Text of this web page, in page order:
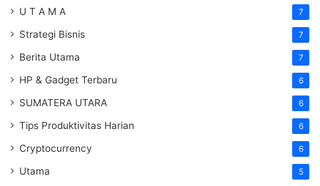
U T A M A 7
Strategi Bisnis 7
Berita Utama 7
HP & Gadget Terbaru 6
SUMATERA UTARA 6
Tips Produktivitas Harian 6
Cryptocurrency 6
Utama 5